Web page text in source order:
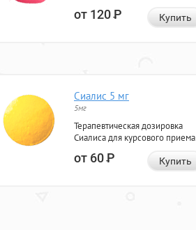
от 120Р Купить
Сиалис 5 мг
5мг
Терапевтическая дозировка
Сиалиса для курсового приема
от 60Р Купить